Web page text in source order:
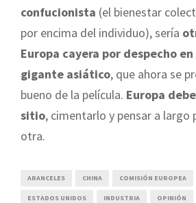
confucionista (el bienestar
por encima del individuo), sería
Europa cayera por despecho
gigante asiático, que ahora se
bueno de la película. Europa
sitio, cimentarlo y pensar a largo
otra.
ARANCELES CHINA COMISIÓN EUROPEA
ESTADOS UNIDOS INDUSTRIA OPINIÓN